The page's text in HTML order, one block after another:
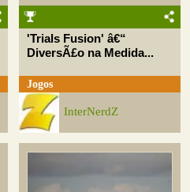
'Trials Fusion' â€“
DiversÃ£o na Medida...
Jogos
InterNerdZ